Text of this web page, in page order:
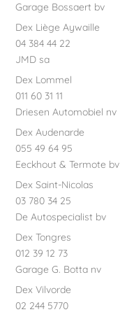
Garage Bossaert bv
Dex Liège Aywaille
04 384 44 22
JMD sa
Dex Lommel
011 60 31 11
Driesen Automobiel nv
Dex Audenarde
055 49 64 95
Eeckhout & Termote bv
Dex Saint-Nicolas
03 780 34 25
De Autospecialist bv
Dex Tongres
012 39 12 73
Garage G. Botta nv
Dex Vilvorde
02 244 5770